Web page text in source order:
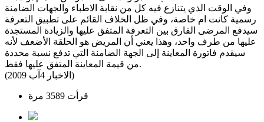
وفي الوقت الذي يتنازع فيه كل من نقابة الاطباء والجهات الضامنة
رسمية كانت ام خاصة، وفي ظل الخلاف القائم على تطبيق التعرفة
سيدفع المرضى الفارق بين التعرفة المتفق عليها والزيادة المستجدة
عليها من طرف واحد، وهذا يعني أن المريض هو الحلقة الأضعف لأنه
سيقدم فاتورة المعاينة إلى الجهة الضامنة التي تدفع نسبة محددة
من قيمة المعاينة المتفق عليها فقط.
(الاخبار 4آب 2009)
قرأت 3589 مرة